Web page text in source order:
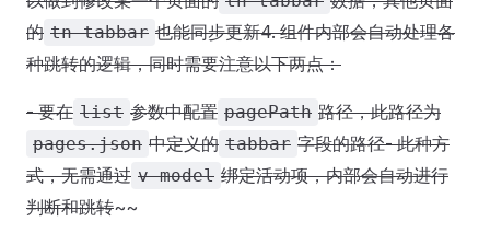
的 tn-tabbar 也能同步更新4. 组件内部会自动处理各
种跳转的逻辑，同时需要注意以下两点：
- 要在 list 参数中配置 pagePath 路径，此路径为
pages.json 中定义的 tabbar 字段的路径- 此种方
式，无需通过 v-model 绑定活动项，内部会自动进行
判断和跳转~~